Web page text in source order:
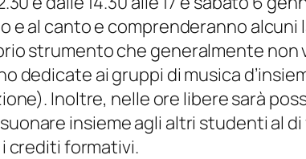
e al canto e comprenderanno alcuni
strumento che generalmente non
dedicate ai gruppi di musica
Inoltre, nelle ore libere sarà
insieme agli altri studenti al
crediti formativi.